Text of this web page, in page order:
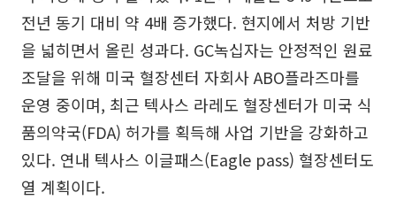
전년 동기 대비 약 4배 증가했다. 현지에서 처방 기반
을 넓히면서 올린 성과다. GC녹십자는 안정적인 원료
조달을 위해 미국 혈장센터 자회사 ABO플라즈마를
운영 중이며, 최근 텍사스 라레도 혈장센터가 미국 식
품의약국(FDA) 허가를 획득해 사업 기반을 강화하고
있다. 연내 텍사스 이글패스(Eagle pass) 혈장센터도
열 계획이다.